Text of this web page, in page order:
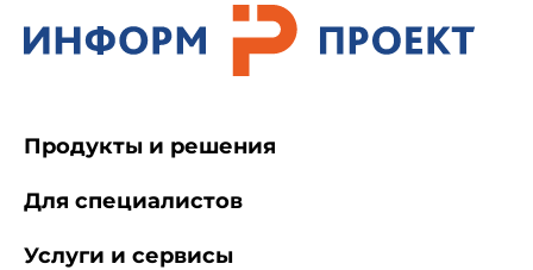
Продукты и решения
Для специалистов
Услуги и сервисы